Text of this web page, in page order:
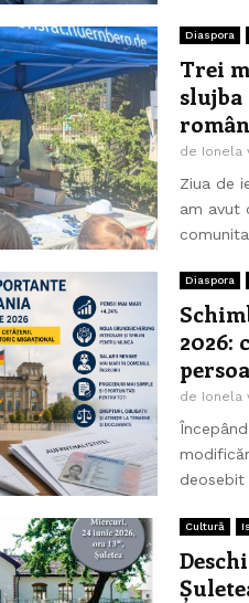
Diaspora
Trei
de Ionela
Ziua de
am avut
Diaspora
2026:
de Ionela
deosebit
Cultură